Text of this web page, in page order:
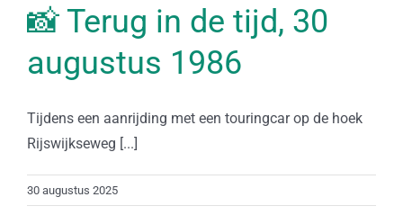
📸 Terug in de tijd, 30
augustus 1986
Tijdens een aanrijding met een touringcar op de hoek
Rijswijkseweg [...]
30 augustus 2025